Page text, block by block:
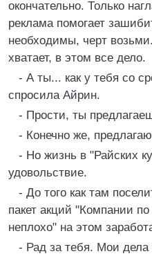
окончательно. Только
реклама помогает
необходимы, черт
хватает, в этом все дело.
- А ты... как у тебя со
спросила Айрин.
- Прости, ты
- Конечно же,
- Но жизнь в "Райских
удовольствие.
- До того как там
пакет акций "Компании
неплохо" на этом
- Рад за тебя. Мои